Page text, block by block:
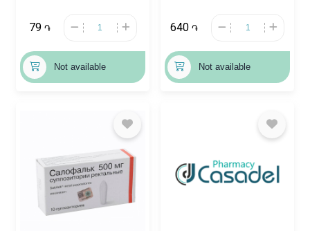
79 ֏
Not available
640 ֏
Not available